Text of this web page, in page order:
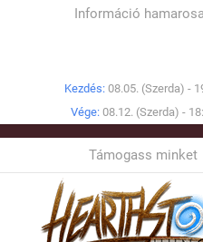
Információ
Kezdés: 08.05. (Szerda) -
Vége: 08.12. (Szerda) -
Támogass minket